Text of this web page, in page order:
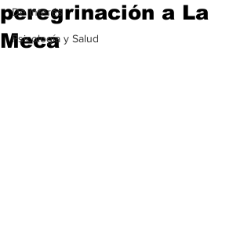
De interés
Psicología y Salud
peregrinación a La
Meca